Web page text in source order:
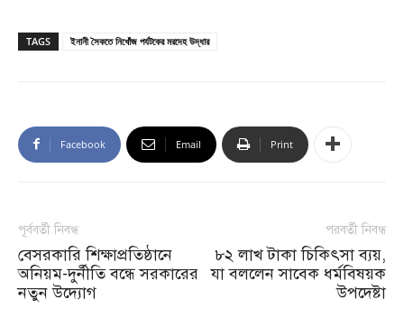
TAGS ইনানী সৈকতে নিখোঁজ পর্যটকের মরদেহ উদ্ধার
Facebook Email Print
পূর্ববর্তী নিবন্ধ
বেসরকারি শিক্ষাপ্রতিষ্ঠানে
অনিয়ম-দুর্নীতি বন্ধে সরকারের
নতুন উদ্যোগ
পরবর্তী নিবন্ধ
৮২ লাখ টাকা চিকিৎসা ব্যয়,
যা বললেন সাবেক ধর্মবিষয়ক
উপদেষ্টা